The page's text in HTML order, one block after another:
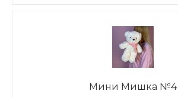
Мини Мишка №4